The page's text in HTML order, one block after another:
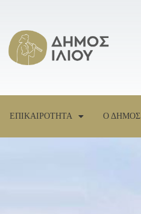
ΕΠΙΚΑΙΡΟΤΗΤΑ Ο ΔΗΜΟΣ